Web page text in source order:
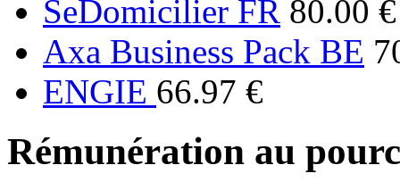
SeDomicilier FR 80.00 €
Axa Business Pack BE
ENGIE 66.97 €
Rémunération au